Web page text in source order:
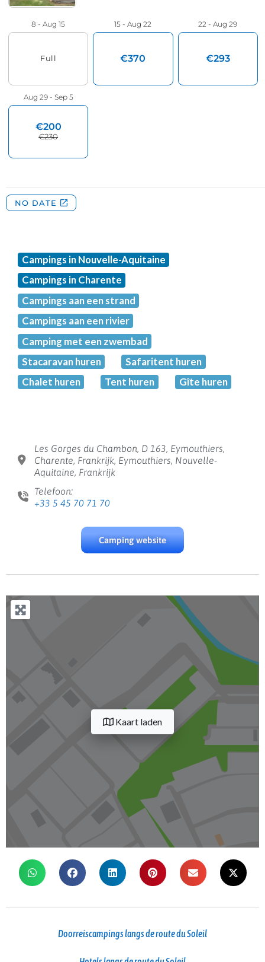
Campings in Nouvelle-Aquitaine
Campings in Charente
Campings aan een strand
Campings aan een rivier
Camping met een zwembad
Stacaravan huren
Safaritent huren
Chalet huren
Tent huren Gîte huren
Les Gorges du Chambon, D 163, Eymouthiers,
Charente, Frankrijk, Eymouthiers, Nouvelle-
Aquitaine, Frankrijk
Telefoon:
+33 5 45 70 71 70
Camping website
Kaart laden
Doorreiscampings langs de route du Soleil